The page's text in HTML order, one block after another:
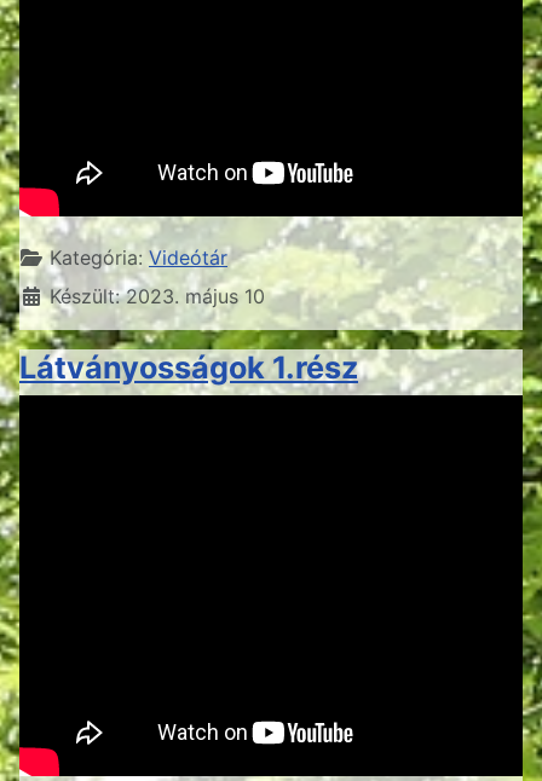
Részletek
Kategória:Videótár
Készült: 2023. május 10
Látványosságok 1.rész